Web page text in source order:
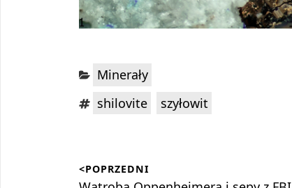
Kategorie:
Minerały
Tagi:shilovite szyłowit
<POPRZEDNI